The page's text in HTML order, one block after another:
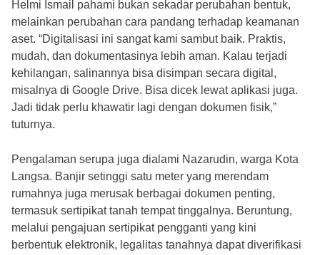
Helmi Ismail pahami bukan sekadar perubahan bentuk,
melainkan perubahan cara pandang terhadap keamanan
aset. “Digitalisasi ini sangat kami sambut baik. Praktis,
mudah, dan dokumentasinya lebih aman. Kalau terjadi
kehilangan, salinannya bisa disimpan secara digital,
misalnya di Google Drive. Bisa dicek lewat aplikasi juga.
Jadi tidak perlu khawatir lagi dengan dokumen fisik,”
tuturnya.
Pengalaman serupa juga dialami Nazarudin, warga Kota
Langsa. Banjir setinggi satu meter yang merendam
rumahnya juga merusak berbagai dokumen penting,
termasuk sertipikat tanah tempat tinggalnya. Beruntung,
melalui pengajuan sertipikat pengganti yang kini
berbentuk elektronik, legalitas tanahnya dapat diverifikasi